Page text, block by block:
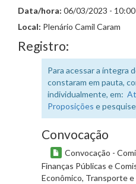
Data/hora: 06/03/2023 - 10:00
Local: Plenário Camil Caram
Registro:
Para acessar a íntegra
constaram em pauta,
individualmente, em:
Proposições e
Convocação
Convocação -
Finanças Públicas e
Econômico, Transporte